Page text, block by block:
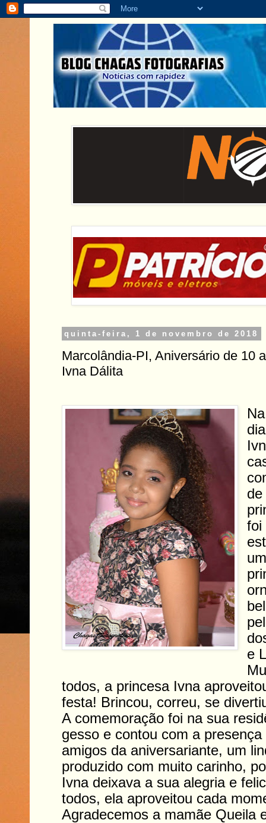
quinta-feira, 1 de novembro de 2018
Marcolândia-PI, Aniversário de 10
Ivna Dálita
foi
e
todos, a princesa Ivna
festa! Brincou, correu, se
A comemoração foi na sua
gesso e contou com a
amigos da aniversariante, um
produzido com muito carinho,
Ivna deixava a sua alegria e
todos, ela aproveitou cada
Agradecemos a mamãe Queila